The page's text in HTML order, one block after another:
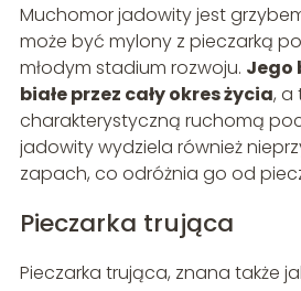
Muchomor jadowity jest
może być mylony z pieczarką
młodym stadium rozwoju. Jego
białe przez cały okres życia, a
charakterystyczną ruchomą
jadowity wydziela również
zapach, co odróżnia go od
Pieczarka trująca
Pieczarka trująca, znana także